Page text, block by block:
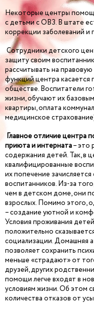
Некоторые центры
с детьми с ОВЗ. В штате
коррекции заболеваний
Сотрудники детского
защиту своим
рассчитывать на
функций центра
обществе. Воспитатели
жизни, обучают их
квартиры, оплата
медицинское
Главное отличие центра
приюта и интерната– это
содержания детей. Так, в
квалифицированные
их попечение
воспитанников. Из-за
чем в детском доме, они
взрослых. Помимо этого,
– создание уютной и
Условия проживания
положительно
социализации. Домашняя
позволяет сохранить
меньше «страдают» от
друзей, других
помощи легче входят в
условиям жизни. Об этом
количества отказов от